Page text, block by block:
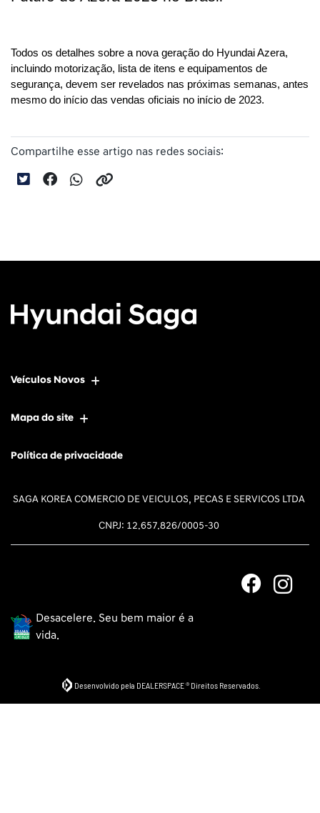
Todos os detalhes sobre a nova geração do Hyundai Azera,
incluindo motorização, lista de itens e equipamentos de
segurança, devem ser revelados nas próximas semanas, antes
mesmo do início das vendas oficiais no início de 2023.
Compartilhe esse artigo nas redes sociais:
Veículos Novos
Mapa do site
Política de privacidade
SAGA KOREA COMERCIO DE VEICULOS, PECAS E SERVICOS LTDA
CNPJ: 12.657.826/0005-30
Desacelere. Seu bem maior é a
vida.
Desenvolvido pela DEALERSPACE ® Direitos Reservados.